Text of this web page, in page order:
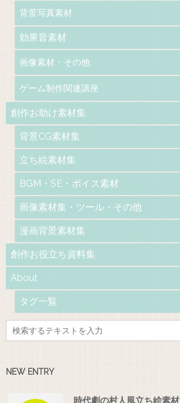
背景写真素材
効果音素材
画像素材・その他
ゲーム制作関連講座
創作お助け素材集
背景CG素材集
立ち絵素材集
BGM・SE・ボイス素材
画像素材集・ツール・その他
漫画背景素材集
創作お役立ち資料集
About
タグ一覧
NEW ENTRY
時代劇の村人風立ち絵素材